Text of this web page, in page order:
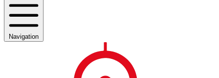
Navigation